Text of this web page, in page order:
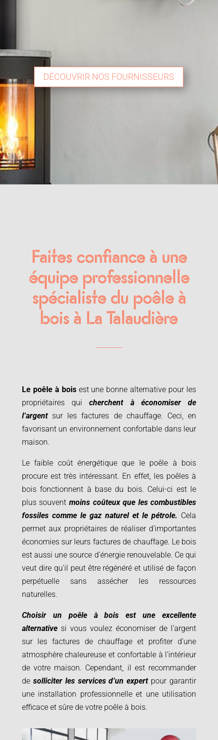
DÉCOUVRIR NOS FOURNISSEURS
Faites confiance à une
équipe professionnelle
spécialiste du poêle à
bois à La Talaudière
Le poêle à boisest une bonne alternative pour les
propriétaires quicherchent à économiser de
l’argentsur les factures de chauffage. Ceci, en
favorisant un environnement confortable dans leur
maison.
Le faible coût énergétique que le poêle à bois
procure est très intéressant. En effet, les poêles à
bois fonctionnent à base du bois. Celui-ci est le
plus souvent moins coûteux que les combustibles
fossiles comme le gaz naturel et le pétrole. Cela
permet aux propriétaires de réaliser d’importantes
économies sur leurs factures de chauffage. Le bois
est aussi une source d’énergie renouvelable. Ce qui
veut dire qu’il peut être régénéré et utilisé de façon
perpétuelle sans assécher les ressources
naturelles.
Choisir un poêle à bois est une excellente
alternativesi vous voulez économiser de l’argent
sur les factures de chauffage et profiter d’une
atmosphère chaleureuse et confortable à l’intérieur
de votre maison. Cependant, il est recommander
de solliciter les services d’un expertpour garantir
une installation professionnelle et une utilisation
efficace et sûre de votre poêle à bois.